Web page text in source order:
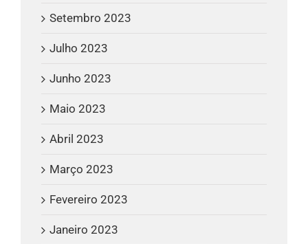
Setembro 2023
Julho 2023
Junho 2023
Maio 2023
Abril 2023
Março 2023
Fevereiro 2023
Janeiro 2023